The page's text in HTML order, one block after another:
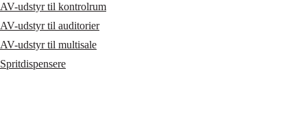
AV-udstyr til kontrolrum
AV-udstyr til auditorier
AV-udstyr til multisale
Spritdispensere